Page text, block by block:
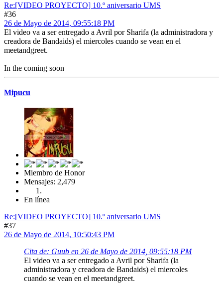
Re:[VIDEO PROYECTO] 10.º aniversario UMS
#36
26 de Mayo de 2014, 09:55:18 PM
El video va a ser entregado a Avril por Sharifa (la administradora y
creadora de Bandaids) el miercoles cuando se vean en el
meetandgreet.
In the coming soon
Mipucu
Miembro de Honor
Mensajes: 2,479
En línea
Re:[VIDEO PROYECTO] 10.º aniversario UMS
#37
26 de Mayo de 2014, 10:50:43 PM
Cita de: Guub en 26 de Mayo de 2014, 09:55:18 PM
El video va a ser entregado a Avril por Sharifa (la
administradora y creadora de Bandaids) el miercoles
cuando se vean en el meetandgreet.